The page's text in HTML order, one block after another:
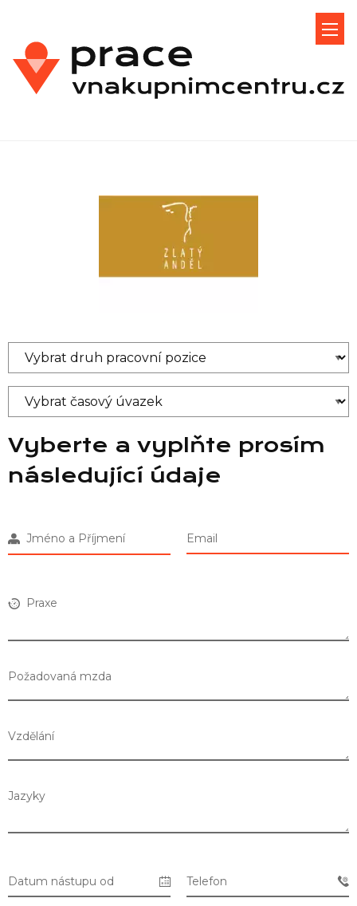
Vyberte a vyplňte prosím
následující údaje
Jméno a Příjmení Email
Praxe
Požadovaná mzda
Vzdělání
Jazyky
Datum nástupu od Telefon